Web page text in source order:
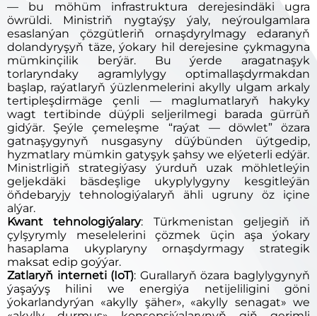
— bu möhüm infrastruktura derejesindäki ugra
öwrüldi. Ministriň nygtaýşy ýaly, neýroulgamlara
esaslanýan çözgütleriň ornaşdyrylmagy edaranyň
dolandyryşyň täze, ýokary hil derejesine çykmagyna
mümkinçilik berýär. Bu ýerde aragatnaşyk
torlaryndaky agramlylygy optimallaşdyrmakdan
başlap, raýatlaryň ýüzlenmelerini akylly ulgam arkaly
tertipleşdirmäge çenli — maglumatlaryň hakyky
wagt tertibinde düýpli seljerilmegi barada gürrüň
gidýär. Şeýle çemeleşme “raýat — döwlet” özara
gatnaşygynyň nusgasyny düýbünden üýtgedip,
hyzmatlary mümkin gatyşyk şahsy we elýeterli edýär.
Ministrligiň strategiýasy ýurduň uzak möhletleýin
geljekdäki bäsdeşlige ukyplylygyny kesgitleýän
öňdebaryjy tehnologiýalaryň ähli ugruny öz içine
alýar.
Kwant tehnologiýalary: Türkmenistan geljegiň iň
çylşyrymly meselelerini çözmek üçin aşa ýokary
hasaplama ukyplaryny ornaşdyrmagy strategik
maksat edip goýýar.
Zatlaryň interneti (IoT): Gurallaryň özara baglylygynyň
ýaşaýyş hilini we energiýa netijeliligini göni
ýokarlandyrýan «akylly şäher», «akylly senagat» we